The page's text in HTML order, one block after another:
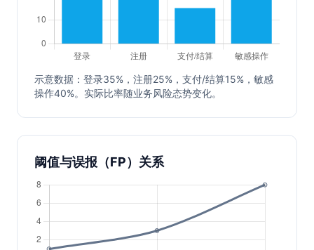
示意数据：登录35%，注册25%，支付/结算15%，敏感
操作40%。实际比率随业务风险态势变化。
阈值与误报（FP）关系